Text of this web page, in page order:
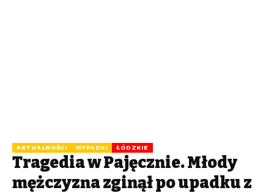
AKTUALNOŚCI WYPADKI ŁÓDZKIE
Tragedia w Pajęcznie. Młody
mężczyzna zginął po upadku z